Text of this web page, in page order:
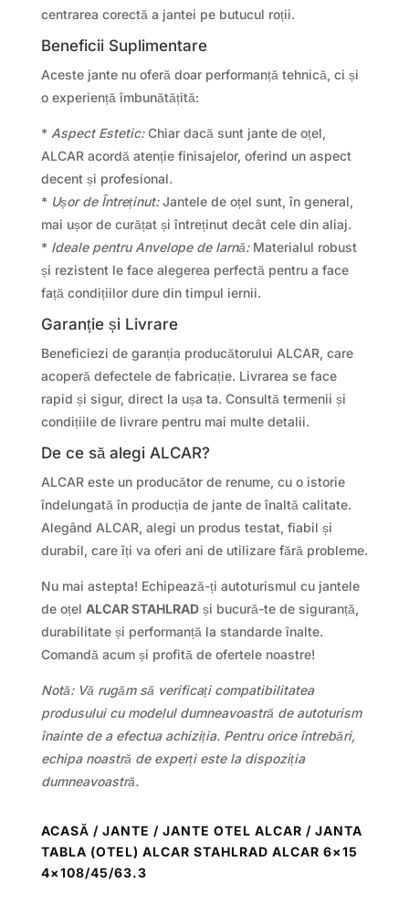
centrarea corectă a jantei pe butucul roții.
Beneficii Suplimentare
Aceste jante nu oferă doar performanță tehnică, ci și
o experiență îmbunătățită:
* Aspect Estetic:Chiar dacă sunt jante de oțel,
ALCAR acordă atenție finisajelor, oferind un aspect
decent și profesional.
* Ușor de Întreținut:Jantele de oțel sunt, în general,
mai ușor de curățat și întreținut decât cele din aliaj.
* Ideale pentru Anvelope de Iarnă:Materialul robust
și rezistent le face alegerea perfectă pentru a face
față condițiilor dure din timpul iernii.
Garanție și Livrare
Beneficiezi de garanția producătorului ALCAR, care
acoperă defectele de fabricație. Livrarea se face
rapid și sigur, direct la ușa ta. Consultă termenii și
condițiile de livrare pentru mai multe detalii.
De ce să alegi ALCAR?
ALCAR este un producător de renume, cu o istorie
îndelungată în producția de jante de înaltă calitate.
Alegând ALCAR, alegi un produs testat, fiabil și
durabil, care îți va oferi ani de utilizare fără probleme.
Nu mai astepta! Echipează-ți autoturismul cu jantele
de oțel ALCAR STAHLRADși bucură-te de siguranță,
durabilitate și performanță la standarde înalte.
Comandă acum și profită de ofertele noastre!
Notă: Vă rugăm să verificați compatibilitatea
produsului cu modelul dumneavoastră de autoturism
înainte de a efectua achiziția. Pentru orice întrebări,
echipa noastră de experți este la dispoziția
dumneavoastră.
ACASĂ / JANTE / JANTE OTEL ALCAR / JANTA
TABLA (OTEL) ALCAR STAHLRAD ALCAR 6×15
4×108/45/63.3